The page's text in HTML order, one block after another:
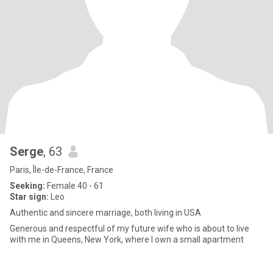
Serge, 63
Paris, Île-de-France, France
Seeking: Female 40 - 61
Star sign: Leo
Authentic and sincere marriage, both living in USA
Generous and respectful of my future wife who is about to live
with me in Queens, New York, where I own a small apartment